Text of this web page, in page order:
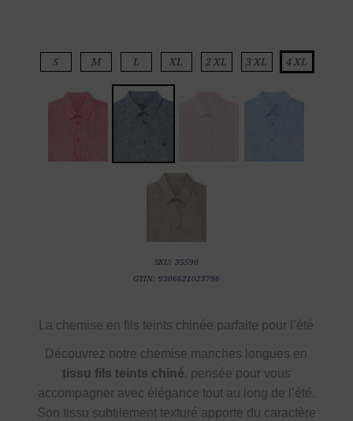
S M L XL 2 XL 3 XL 4 XL
SKU: 35590
GTIN: 9306621023796
La chemise en fils teints chinée parfaite pour l’été
Découvrez notre chemise manches longues en
tissu fils teints chiné, pensée pour vous
accompagner avec élégance tout au long de l’été.
Son tissu subtilement texturé apporte du caractère